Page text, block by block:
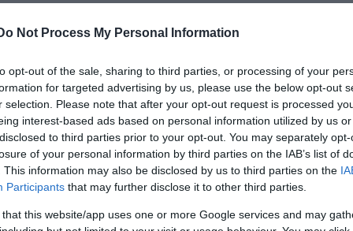
Not Process My Personal Information
opt-out of the sale, sharing to third parties, or processing of your
for targeted advertising by us, please use the below opt-out
selection. Please note that after your opt-out request is processed
interest-based ads based on personal information utilized by us
to third parties prior to your opt-out. You may separately
of your personal information by third parties on the IAB’s list of
This information may also be disclosed by us to third parties on the
Participants that may further disclose it to other third parties.
that this website/app uses one or more Google services and may
a 209-4014 telefonszámon illetve aszinhaz@mu.hu
- a Bérháztörténetek 01. Mondhatnánk azt
- hölgyeim és uraim! Köszöntjük Önöket
a nappalit mutatnánk meg - a többit
- de bárhová leteríthető egy matrac. Az
sűrített mikroorganizmus-látlelet,